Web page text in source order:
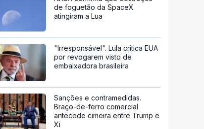
de foguetão da SpaceX
atingiram a Lua
"Irresponsável". Lula critica EUA
por revogarem visto de
embaixadora brasileira
Sanções e contramedidas.
Braço-de-ferro comercial
antecede cimeira entre Trump e
Xi